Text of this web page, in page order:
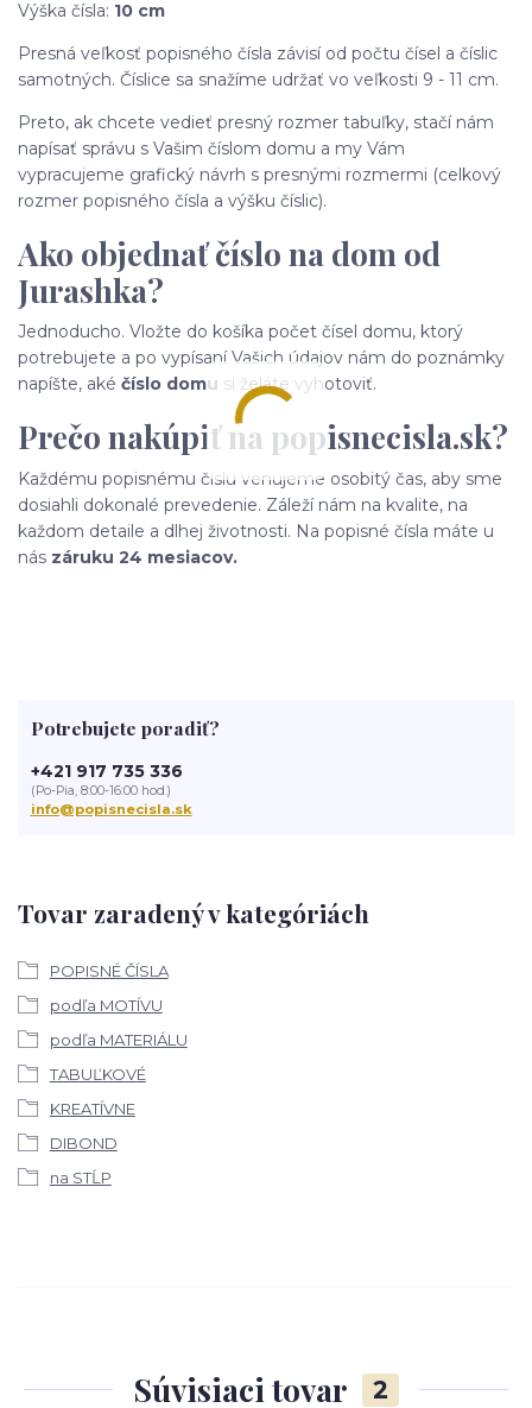
Výška čísla: 10 cm
Presná veľkosť popisného čísla závisí od počtu čísel a číslic
samotných. Číslice sa snažíme udržať vo veľkosti 9 - 11 cm.
Preto, ak chcete vedieť presný rozmer tabuľky, stačí nám
napísať správu s Vašim číslom domu a my Vám
vypracujeme grafický návrh s presnými rozmermi (celkový
rozmer popisného čísla a výšku číslic).
Ako objednať číslo na dom od
Jurashka?
Jednoducho. Vložte do košíka počet čísel domu, ktorý
potrebujete a po vypísaní Vašich údajov nám do poznámky
napíšte, aké číslo domu si želáte vyhotoviť.
Prečo nakúpiť na popisnecisla.sk?
Každému popisnému číslu venujeme osobitý čas, aby sme
dosiahli dokonalé prevedenie. Záleží nám na kvalite, na
každom detaile a dlhej životnosti. Na popisné čísla máte u
nás záruku 24 mesiacov.
Tovar zaradený v kategóriách
POPISNÉ ČÍSLA
podľa MOTÍVU
podľa MATERIÁLU
TABUĽKOVÉ
KREATÍVNE
DIBOND
na STĹP
Potrebujete poradiť?
+421 917 735 336
(Po-Pia, 8:00-16:00 hod.)
info@popisnecisla.sk
Súvisiaci tovar 2